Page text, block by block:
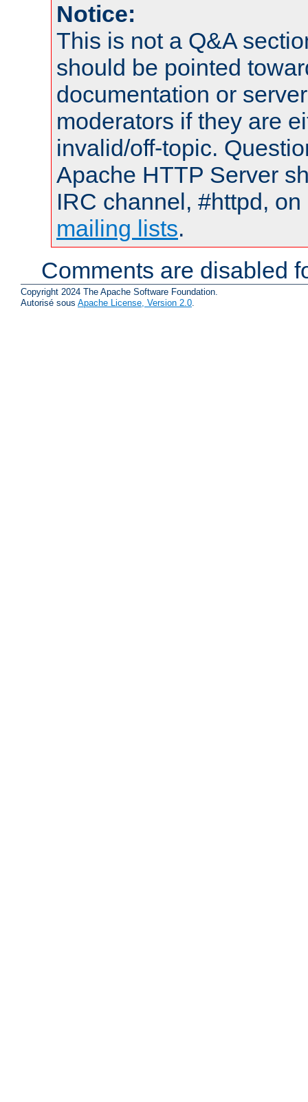
Notice:
This is not a Q&A
should be pointed
documentation or
moderators if they are
invalid/off-topic.
Apache HTTP Server
IRC channel, #httpd,
mailing lists.
Comments are disabled
Copyright 2024 The Apache Software Foundation.
Autorisé sous Apache License, Version 2.0